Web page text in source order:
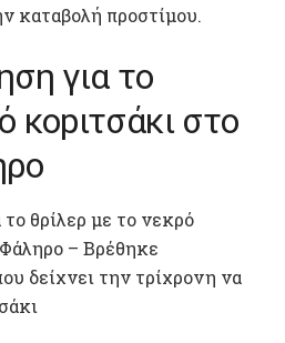
καταβολή προστίμου.
για το
κοpιτσάκι στο
θρίλερ με το νεκρό
– Βρέθηκε
δείχνει την τρίχρονη να